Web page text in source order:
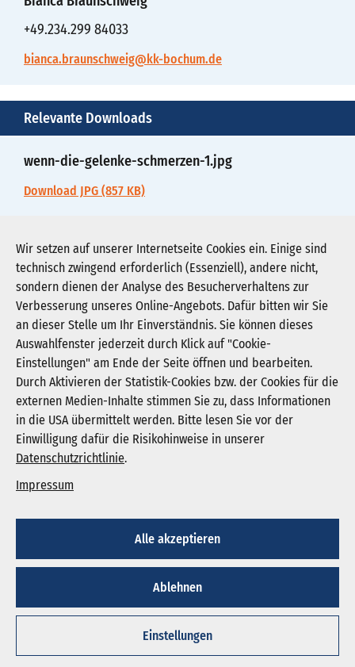
Wir setzen auf unserer Internetseite Cookies ein. Einige sind
technisch zwingend erforderlich (Essenziell), andere nicht,
sondern dienen der Analyse des Besucherverhaltens zur
Verbesserung unseres Online-Angebots. Dafür bitten wir Sie
an dieser Stelle um Ihr Einverständnis. Sie können dieses
Auswahlfenster jederzeit durch Klick auf "Cookie-
Einstellungen" am Ende der Seite öffnen und bearbeiten.
Durch Aktivieren der Statistik-Cookies bzw. der Cookies für die
externen Medien-Inhalte stimmen Sie zu, dass Informationen
in die USA übermittelt werden. Bitte lesen Sie vor der
Einwilligung dafür die Risikohinweise in unserer
Datenschutzrichtlinie.
Impressum
Alle akzeptieren
Ablehnen
Einstellungen
+49.234.299 84033
bianca.braunschweig@kk-bochum.de
Relevante Downloads
wenn-die-gelenke-schmerzen-1.jpg
Download JPG (857 KB)
wenn-die-gelenke-schmerzen-2.pdf
Download PDF (65 KB)
Newsletter abonnieren
Registrieren
KGNW - Krankenhausgesellschaft Nordrhein-
Westfalen e. V.
Humboldtstraße 31,
© 2026
Impressum
Datenschutz
Cookie-Einstellungen